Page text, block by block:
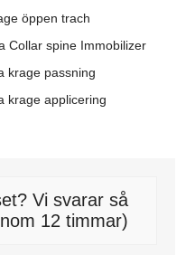
öppen trach
Collar spine Immobilizer
krage passning
krage applicering
Vi svarar så
12 timmar)